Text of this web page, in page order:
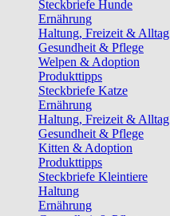
Steckbriefe Hunde
Ernährung
Haltung, Freizeit & Alltag
Gesundheit & Pflege
Welpen & Adoption
Produkttipps
Steckbriefe Katze
Ernährung
Haltung, Freizeit & Alltag
Gesundheit & Pflege
Kitten & Adoption
Produkttipps
Steckbriefe Kleintiere
Haltung
Ernährung